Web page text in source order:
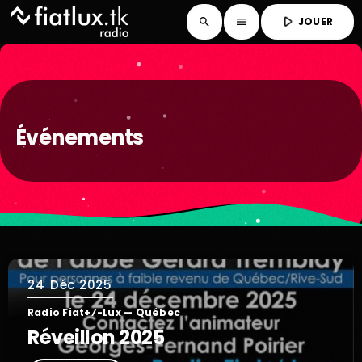
search menu play_arrow JOUER
Événements
24 Déc 2025
Radio Fiat+⁄-Lux — Québec
Réveillon 2025